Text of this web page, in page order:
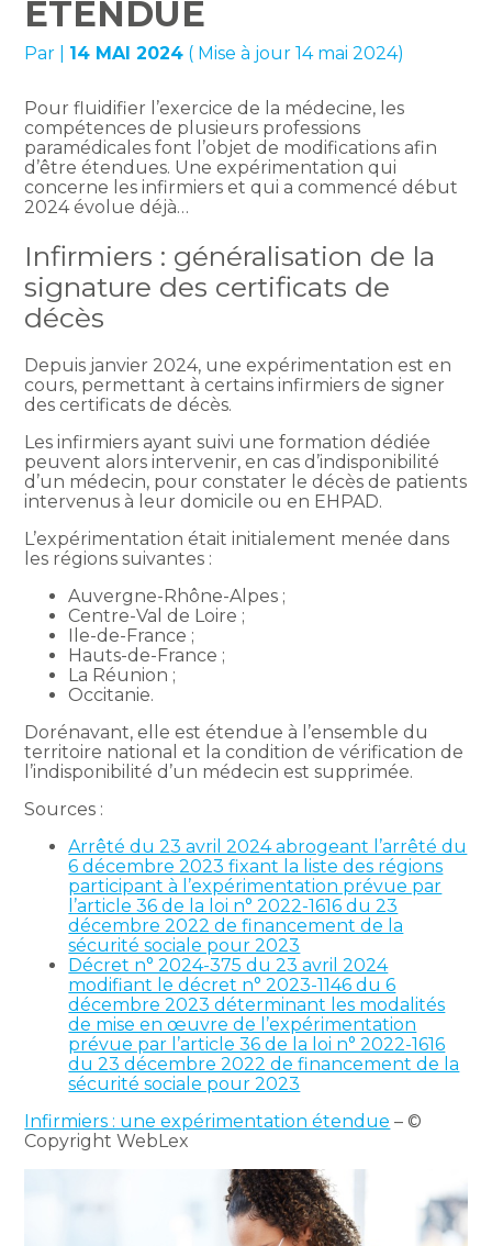
ÉTENDUE
Par 14 MAI 2024 ( Mise à jour 14 mai 2024)
Pour fluidifier l’exercice de la médecine, les
compétences de plusieurs professions
paramédicales font l’objet de modifications afin
d’être étendues. Une expérimentation qui
concerne les infirmiers et qui a commencé début
2024 évolue déjà…
Infirmiers : généralisation de la
signature des certificats de
décès
Depuis janvier 2024, une expérimentation est en
cours, permettant à certains infirmiers de signer
des certificats de décès.
Les infirmiers ayant suivi une formation dédiée
peuvent alors intervenir, en cas d’indisponibilité
d’un médecin, pour constater le décès de patients
intervenus à leur domicile ou en EHPAD.
L’expérimentation était initialement menée dans
les régions suivantes :
Auvergne-Rhône-Alpes ;
Centre-Val de Loire ;
Ile-de-France ;
Hauts-de-France ;
La Réunion ;
Occitanie.
Dorénavant, elle est étendue à l’ensemble du
territoire national et la condition de vérification de
l’indisponibilité d’un médecin est supprimée.
Sources :
Arrêté du 23 avril 2024 abrogeant l’arrêté du
6 décembre 2023 fixant la liste des régions
participant à l’expérimentation prévue par
l’article 36 de la loi n° 2022-1616 du 23
décembre 2022 de financement de la
sécurité sociale pour 2023
Décret n° 2024-375 du 23 avril 2024
modifiant le décret n° 2023-1146 du 6
décembre 2023 déterminant les modalités
de mise en œuvre de l’expérimentation
prévue par l’article 36 de la loi n° 2022-1616
du 23 décembre 2022 de financement de la
sécurité sociale pour 2023
Infirmiers : une expérimentation étendue – ©
Copyright WebLex